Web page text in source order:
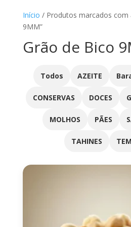
Início / Produtos marcados com
9MM”
Grão de Bico
Todos AZEITE
CONSERVAS DOCES
MOLHOS PÃES
TAHINES